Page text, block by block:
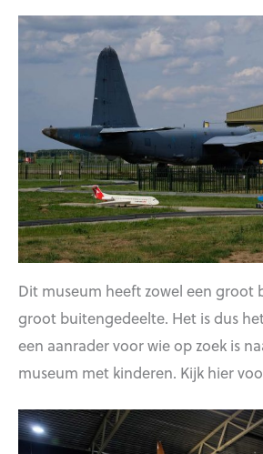
Dit museum heeft zowel een groot
groot buitengedeelte. Het is dus
een aanrader voor wie op zoek is
museum met kinderen. Kijk hier